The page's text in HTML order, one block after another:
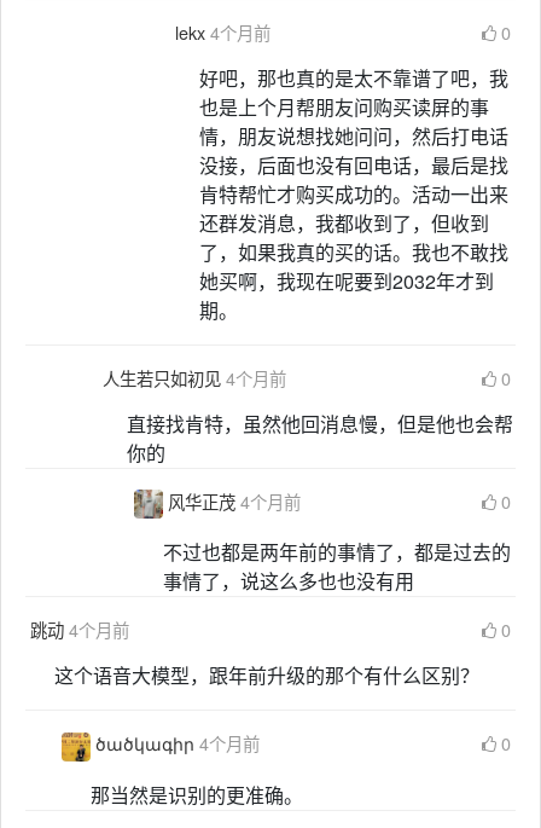
lekx4个月前 0
好吧，那也真的是太不靠谱了吧，我
也是上个月帮朋友问购买读屏的事
情，朋友说想找她问问，然后打电话
没接，后面也没有回电话，最后是找
肯特帮忙才购买成功的。活动一出来
还群发消息，我都收到了，但收到
了，如果我真的买的话。我也不敢找
她买啊，我现在呢要到2032年才到
期。
人生若只如初见4个月前 0
直接找肯特，虽然他回消息慢，但是他也会帮
你的
风华正茂4个月前 0
不过也都是两年前的事情了，都是过去的
事情了，说这么多也也没有用
跳动4个月前 0
这个语音大模型，跟年前升级的那个有什么区别？
ծածկագիր 4个月前 0
那当然是识别的更准确。